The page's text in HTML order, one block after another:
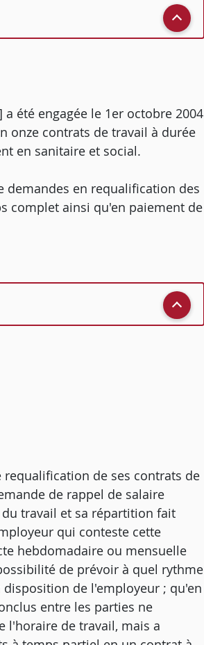
été engagée le 1er octobre 2004
onze contrats de travail à durée
en sanitaire et social.
demandes en requalification des
complet ainsi qu'en paiement de
de ses contrats de
de rappel de salaire
travail et sa répartition fait
qui conteste cette
hebdomadaire ou mensuelle
de prévoir à quel rythme
de l'employeur ; qu'en
entre les parties ne
l'horaire de travail, mais a